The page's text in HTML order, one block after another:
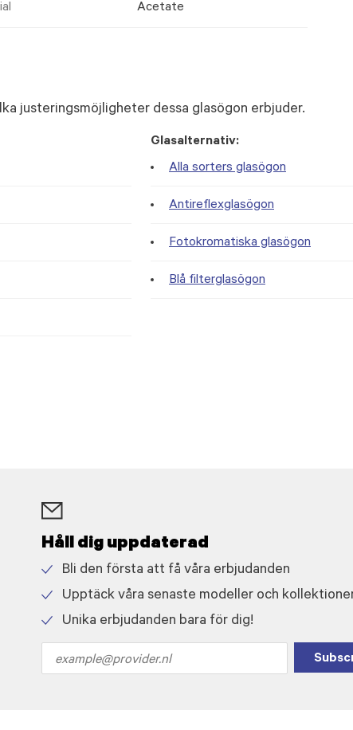
Acetate
justeringsmöjligheter dessa glasögon erbjuder.
Glasalternativ:
Alla sorters glasögon
Antireflexglasögon
Fotokromatiska glasögon
Blå filterglasögon
Håll dig uppdaterad
icon
Bli den första att få våra erbjudanden
icon
Upptäck våra senaste modeller och
Unika erbjudanden bara för dig!
address